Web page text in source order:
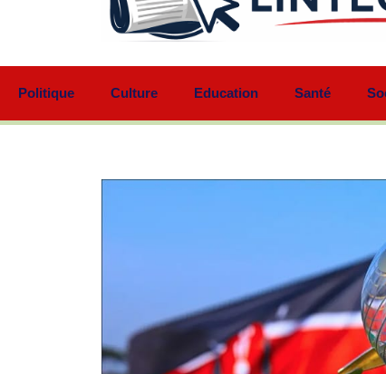
Politique Culture Education Santé